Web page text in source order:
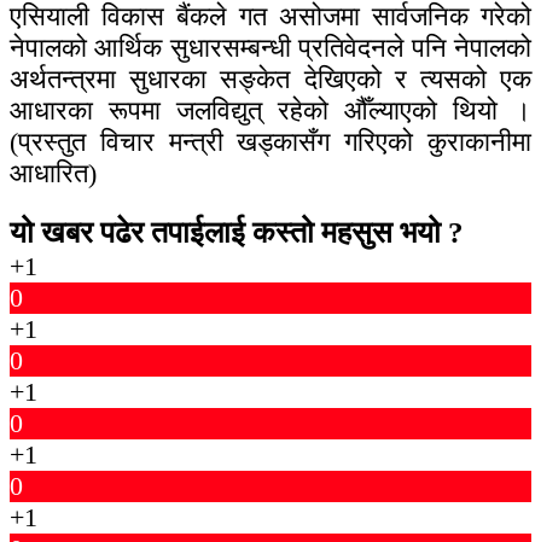
एसियाली विकास बैंकले गत असोजमा सार्वजनिक गरेको
नेपालको आर्थिक सुधारसम्बन्धी प्रतिवेदनले पनि नेपालको
अर्थतन्त्रमा सुधारका सङ्केत देखिएको र त्यसको एक
आधारका रूपमा जलविद्युत् रहेको औँल्याएको थियो ।
(प्रस्तुत विचार मन्त्री खड्कासँग गरिएको कुराकानीमा
आधारित)
यो खबर पढेर तपाईलाई कस्तो महसुस भयो ?
+1
0
+1
0
+1
0
+1
0
+1